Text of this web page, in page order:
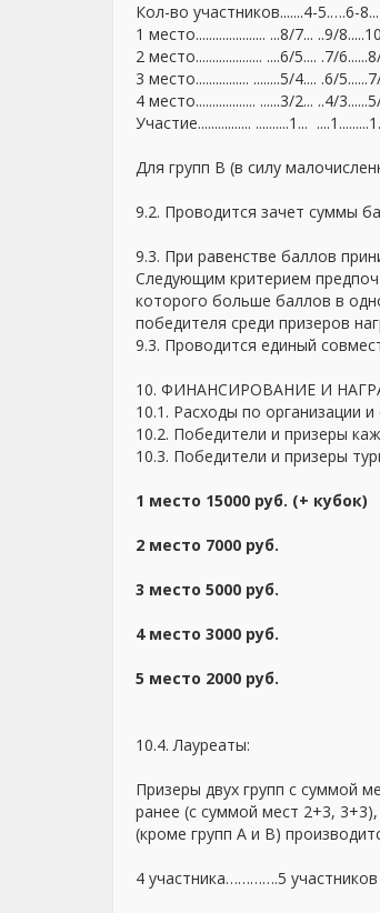
Кол-во участников.......4-5.….6-
1 место..................... ...8/7... ..9/
2 место.................... ....6/5.... .7/
3 место................ ........5/4.... .6/
4 место.................. ......3/2... ..4/
Участие................ ..........1...
Для групп B (в силу
9.2. Проводится зачет суммы
9.3. При равенстве баллов
Следующим критерием
которого больше баллов в
победителя среди призеров
9.3. Проводится единый
10. ФИНАНСИРОВАНИЕ И
10.1. Расходы по организации
10.2. Победители и призеры
10.3. Победители и призеры
1 место 15000 руб. (+ кубок)
2 место 7000 руб.
3 место 5000 руб.
4 место 3000 руб.
5 место 2000 руб.
10.4. Лауреаты:
Призеры двух групп с суммой
ранее (с суммой мест 2+3,
(кроме групп А и В)
4 участника………….5 участников